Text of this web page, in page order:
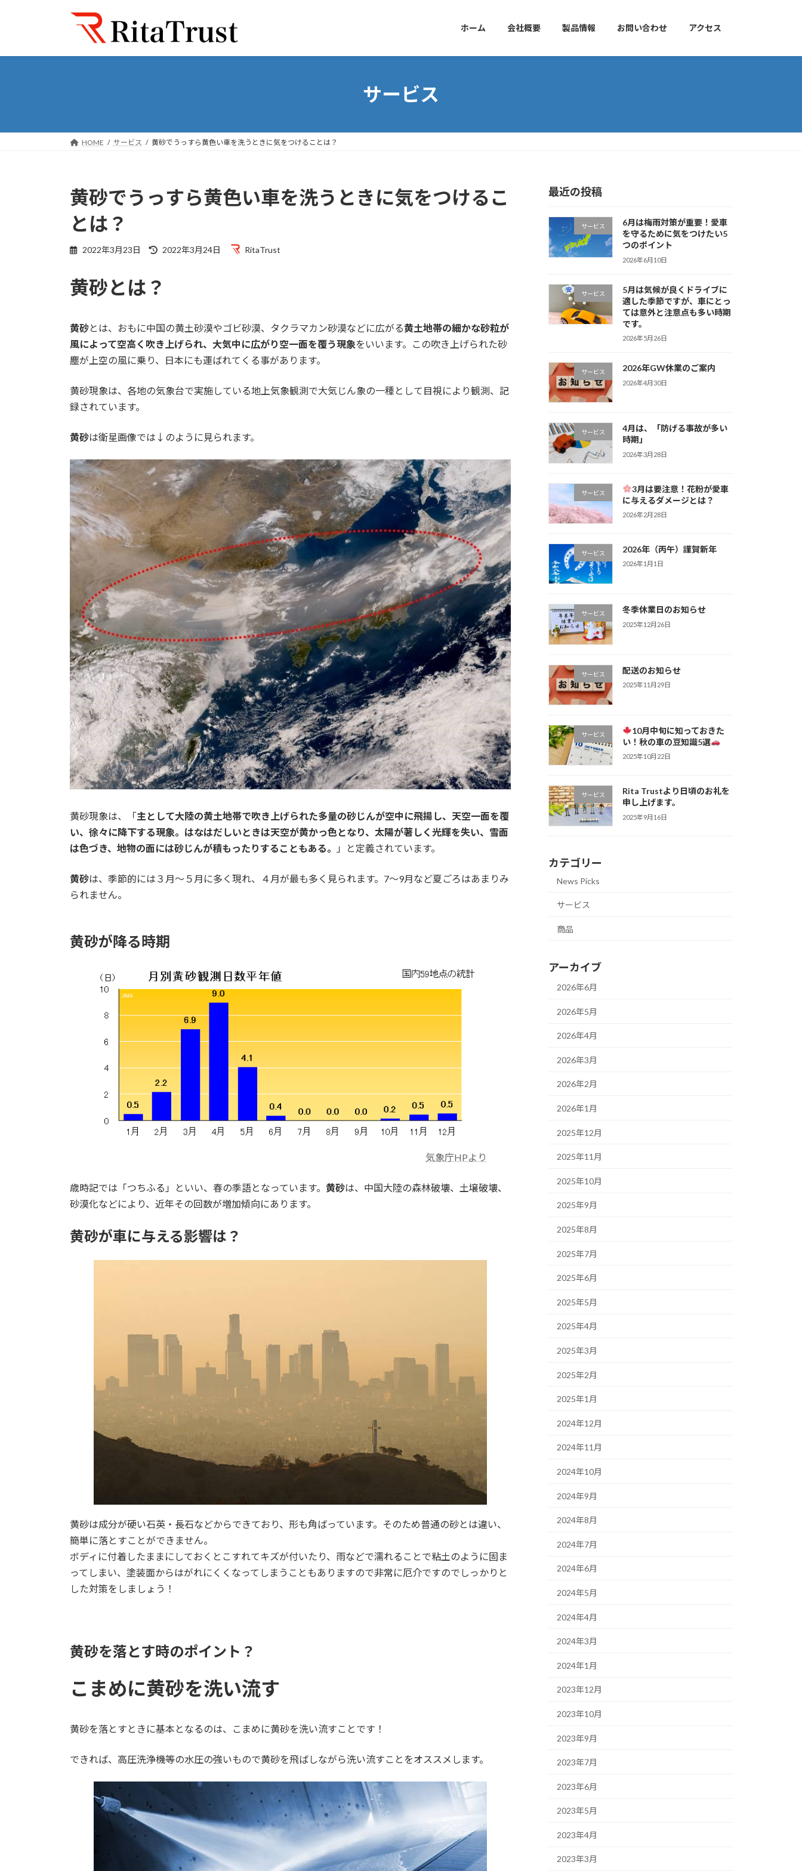
プ
動
ホーム 会社概要 製品情報 お問い合わせ アクセス
サービス
HOME サービス 黄砂でうっすら黄色い車を洗うときに気をつけることは？
黄砂でうっすら黄色い車を洗うときに気をつけるこ
とは？
2022年3月23日
最
2022年3月24日 RitaTrust
黄砂とは？
黄砂とは、おもに中国の黄土砂漠やゴビ砂漠、タクラマカン砂漠などに広がる黄土地帯の細かな砂粒が
風によって空高く吹き上げられ、大気中に広がり空一面を覆う現象をいいます。この吹き上げられた砂
塵が上空の風に乗り、日本にも運ばれてくる事があります。
黄砂現象は、各地の気象台で実施している地上気象観測で大気じん象の一種として目視により観測、記
録されています。
黄砂は衛星画像では↓のように見られます。
黄砂現象は、「主として大陸の黄土地帯で吹き上げられた多量の砂じんが空中に飛揚し、天空一面を覆
い、徐々に降下する現象。はなはだしいときは天空が黄かっ色となり、太陽が著しく光輝を失い、雪面
は色づき、地物の面には砂じんが積もったりすることもある。
」と定義されています。
黄砂は、季節的には３月～５月に多く現れ、４月が最も多く見られます。7～9月など夏ごろはあまりみ
られません。
黄砂が降る時期
気象庁HPより
歳時記では「つちふる」といい、春の季語となっています。 黄砂は、中国大陸の森林破壊、土壌破壊、
砂漠化などにより、近年その回数が増加傾向にあります。
黄砂が車に与える影響は？
黄砂は成分が硬い石英・長石などからできており、形も角ばっています。そのため普通の砂とは違い、
簡単に落とすことができません。
ボディに付着したままにしておくとこすれてキズが付いたり、雨などで濡れることで粘土のように固ま
ってしまい、塗装面からはがれにくくなってしまうこともありますので非常に厄介ですのでしっかりと
した対策をしましょう！
黄砂を落とす時のポイント？
こまめに黄砂を洗い流す
黄砂を落とすときに基本となるのは、こまめに黄砂を洗い流すことです！
できれば、高圧洗浄機等の水圧の強いもので黄砂を飛ばしながら洗い流すことをオススメします。
最近の投稿
サービス
6月は梅雨対策が重要！愛車
を守るために気をつけたい5
つのポイント
2026年6月10日
サービス
5月は気候が良くドライブに
適した季節ですが、車にとっ
ては意外と注意点も多い時期
です。
2026年5月26日
サービス 2026年GW休業のご案内
2026年4月30日
サービス
4月は、「防げる事故が多い
時期」
2026年3月28日
サービス
3月は要注意！花粉が愛車
に与えるダメージとは？
2026年2月28日
サービス 2026年（丙午）謹賀新年
2026年1月1日
サービス 冬季休業日のお知らせ
2025年12月26日
サービス 配送のお知らせ
2025年11月29日
サービス
10月中旬に知っておきた
い！秋の車の豆知識5選
2025年10月22日
サービス
Rita Trustより日頃のお礼を
申し上げます。
2025年9月16日
カテゴリー
News Picks
サービス
商品
アーカイブ
2026年6月
2026年5月
2026年4月
2026年3月
2026年2月
2026年1月
2025年12月
2025年11月
2025年10月
2025年9月
2025年8月
2025年7月
2025年6月
2025年5月
2025年4月
2025年3月
2025年2月
2025年1月
2024年12月
2024年11月
2024年10月
2024年9月
2024年8月
2024年7月
2024年6月
2024年5月
2024年4月
2024年3月
2024年1月
2023年12月
2023年10月
2023年9月
2023年7月
2023年6月
2023年5月
2023年4月
2023年3月